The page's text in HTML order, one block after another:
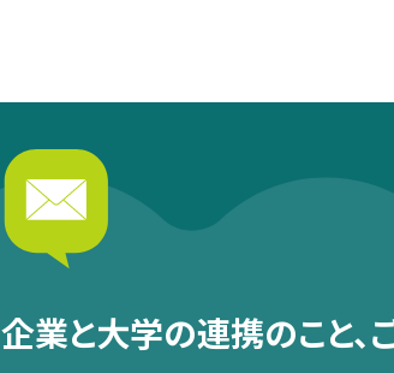
企業と大学の連携のこと、